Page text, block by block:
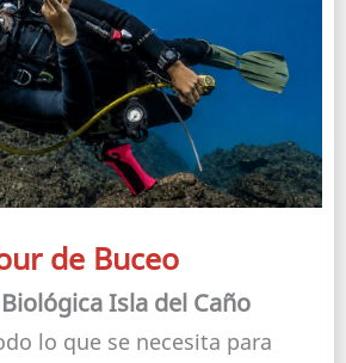
de Buceo
Isla del Caño
lo que se necesita para